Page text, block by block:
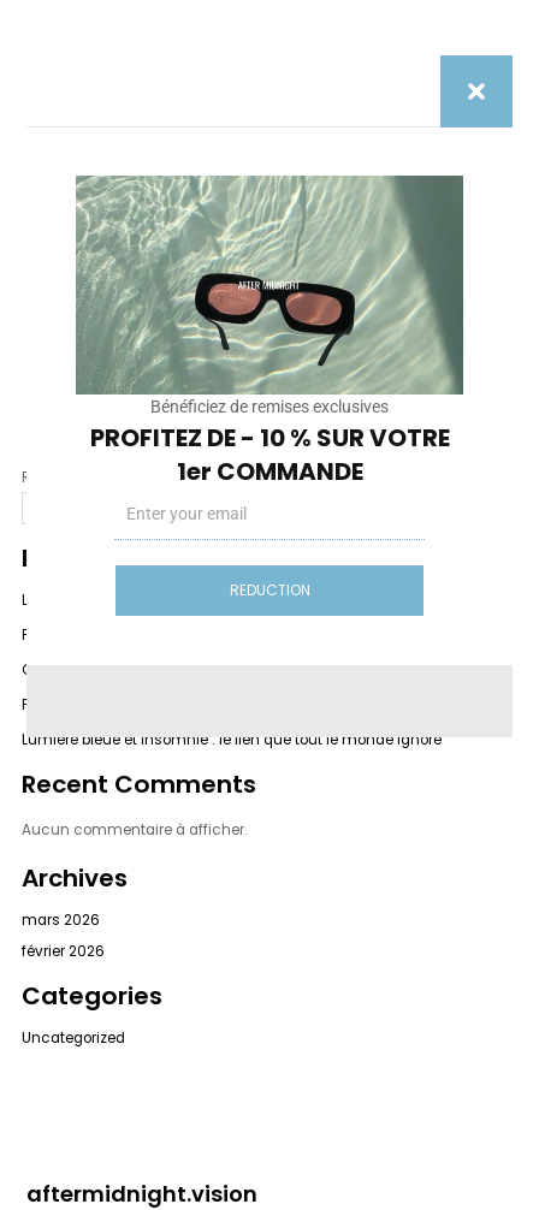
Internet
Enregistrer mon nom, mon e-mail et mon site dans le
navigateur pour mon prochain commentaire.
Rechercher
Recent Posts
Lunettes anti-lumière bleue vs filtre écran : quelle solution choisir ?
Felix Gray vs After Midnight Vision : quel choix pour vos yeux ?
Gunnar vs After Midnight Vision : quel choix pour vos yeux ?
Peut-on regarder un écran avant de dormir ?
Lumière bleue et insomnie : le lien que tout le monde ignore
Recent Comments
Aucun commentaire à afficher.
Archives
mars 2026
février 2026
Categories
Uncategorized
aftermidnight.vision
Bénéficiez de remises exclusives
PROFITEZ DE - 10 % SUR VOTRE
1er COMMANDE
REDUCTION